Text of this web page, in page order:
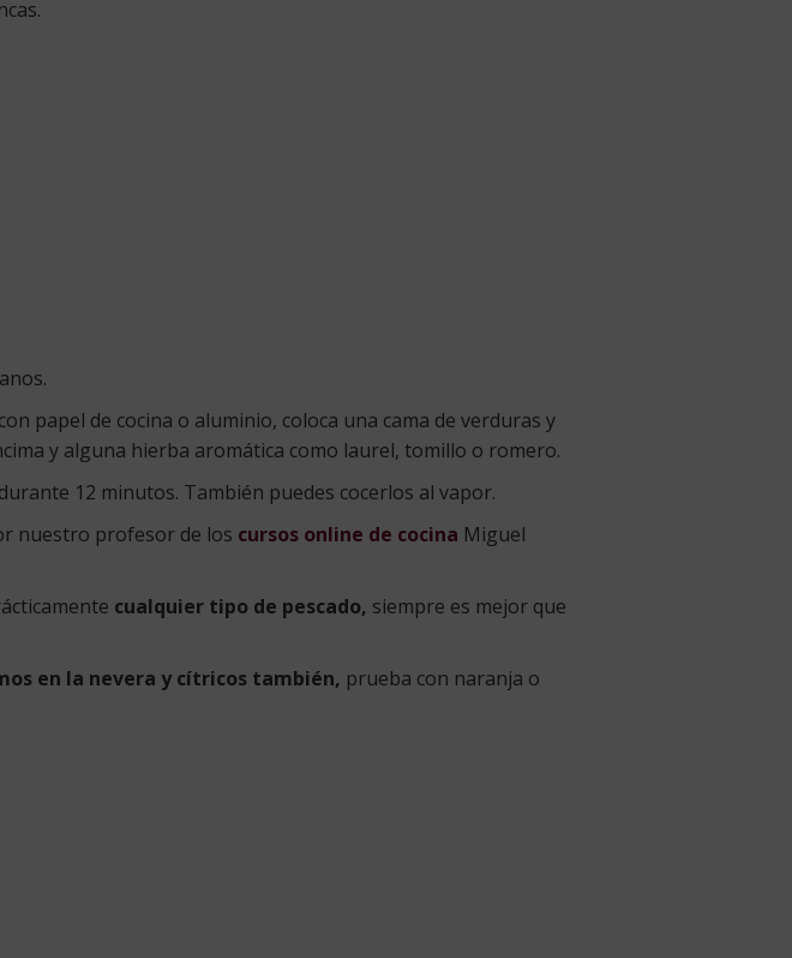
papel de cocina o aluminio, coloca una cama de verduras y
y alguna hierba aromática como laurel, tomillo o romero.
12 minutos. También puedes cocerlos al vapor.
nuestro profesor de los cursos online de cocina Miguel
cualquier tipo de pescado, siempre es mejor que
en la nevera y cítricos también, prueba con naranja o